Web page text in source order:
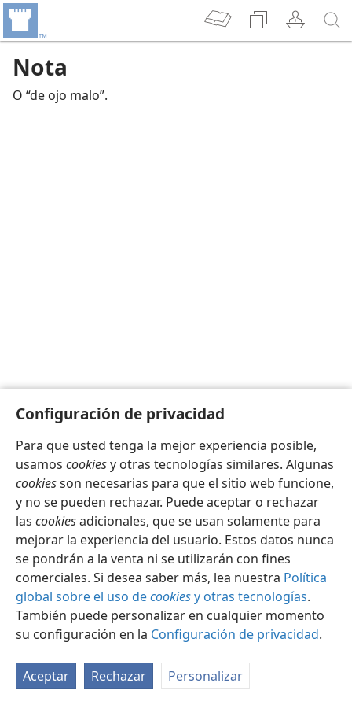
Configuración de privacidad
Para que usted tenga la mejor experiencia posible,
usamos cookiesy otras tecnologías similares. Algunas
cookiesson necesarias para que el sitio web funcione,
y no se pueden rechazar. Puede aceptar o rechazar
las cookiesadicionales, que se usan solamente para
mejorar la experiencia del usuario. Estos datos nunca
se pondrán a la venta ni se utilizarán con fines
comerciales. Si desea saber más, lea nuestra Política
global sobre el uso decookiesy otras tecnologías.
También puede personalizar en cualquier momento
su configuración en la Configuración de privacidad.
Aceptar Rechazar Personalizar
Nota
O “de ojo malo”.
Español Configuración
Copyright© 2026 Watch Tower Bible and Tract Society of Pennsylvania
Condiciones de uso
Política de privacidad
Configuración de privacidad
JW.ORG Iniciar sesión